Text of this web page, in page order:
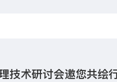
技术研讨会邀您共绘